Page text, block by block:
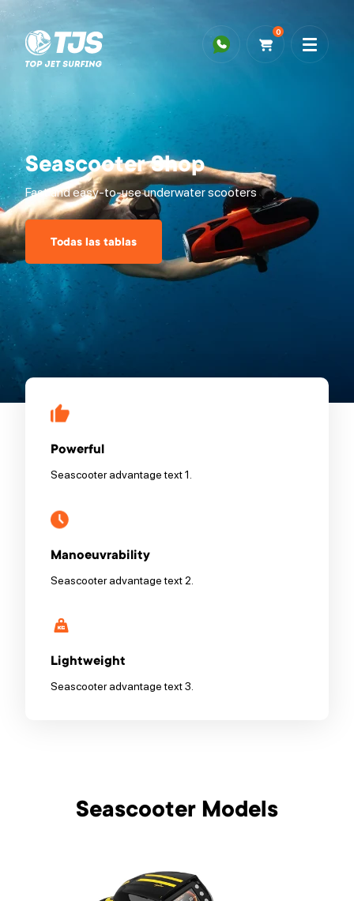
0
Seascooter Shop
Fast and easy-to-use underwater scooters
Todas las tablas
Powerful
Seascooter advantage text 1.
Manoeuvrability
Seascooter advantage text 2.
Lightweight
Seascooter advantage text 3.
Seascooter Models